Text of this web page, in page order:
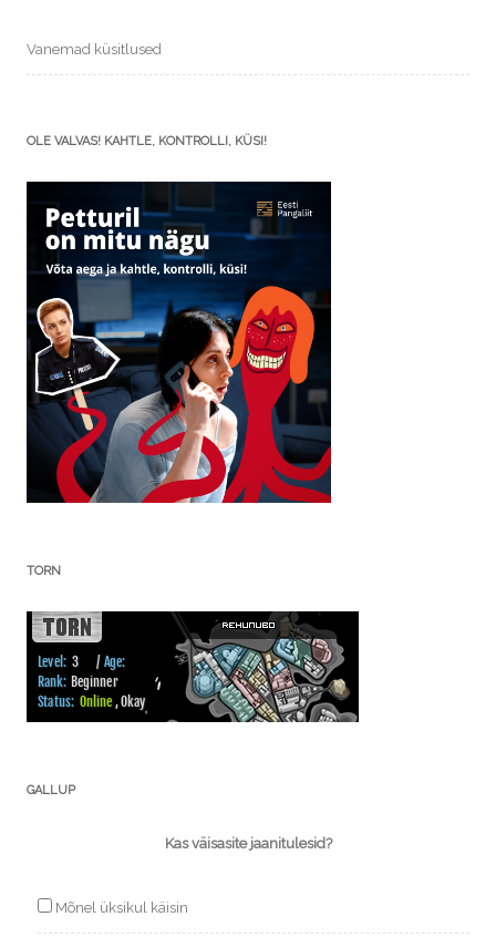
Vanemad küsitlused
OLE VALVAS! KAHTLE, KONTROLLI, KÜSI!
TORN
GALLUP
Kas väisasite jaanitulesid?
Mõnel üksikul käisin